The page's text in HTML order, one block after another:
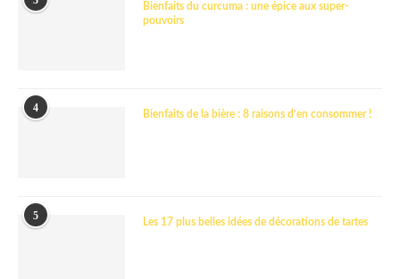
Bienfaits du curcuma : une épice aux super-
pouvoirs
4
Bienfaits de la bière : 8 raisons d’en consommer !
5
Les 17 plus belles idées de décorations de tartes